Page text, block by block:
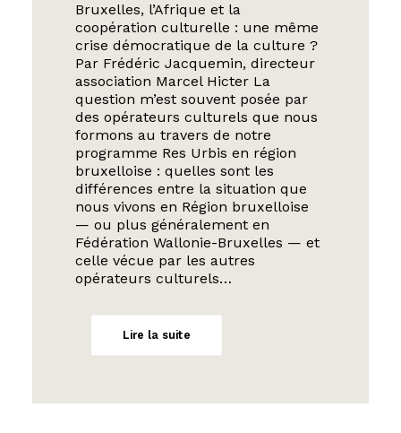
Bruxelles, l’Afrique et la
coopération culturelle : une même
crise démocratique de la culture ?
Par Frédéric Jacquemin, directeur
association Marcel Hicter La
question m’est souvent posée par
des opérateurs culturels que nous
formons au travers de notre
programme Res Urbis en région
bruxelloise : quelles sont les
différences entre la situation que
nous vivons en Région bruxelloise
— ou plus généralement en
Fédération Wallonie-Bruxelles — et
celle vécue par les autres
opérateurs culturels…
Lire la suite